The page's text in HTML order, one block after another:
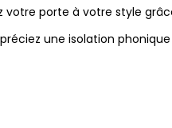
votre porte à votre style
une isolation